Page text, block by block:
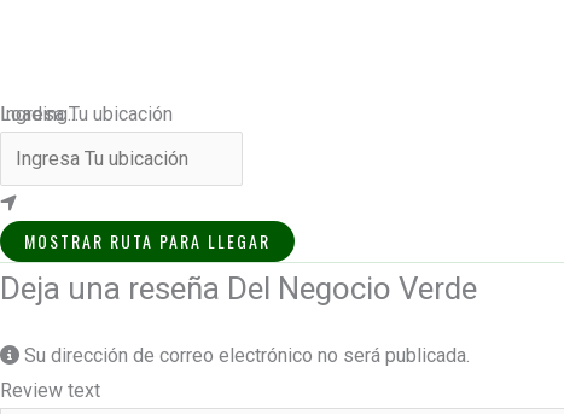
Loading...
Ingresa Tu ubicación
MOSTRAR RUTA PARA LLEGAR
Deja una reseña Del Negocio Verde
Su dirección de correo electrónico no será publicada.
Review text